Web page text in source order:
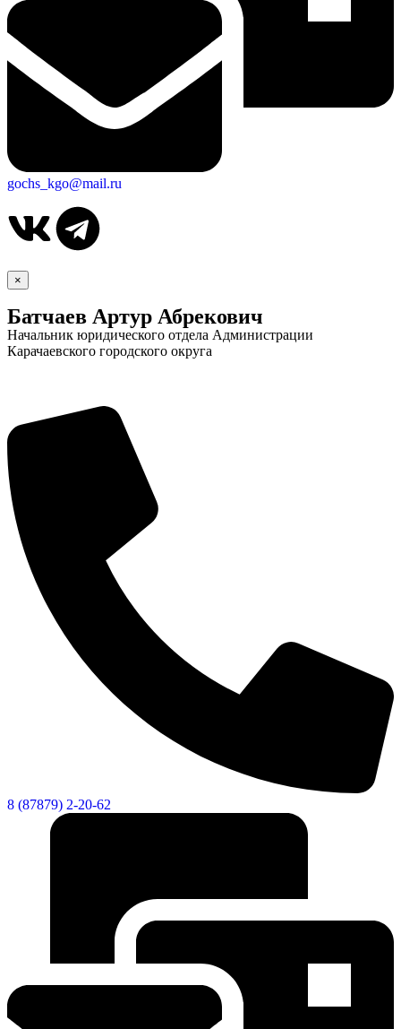
gochs_kgo@mail.ru
×
Батчаев Артур Абрекович
Начальник юридического отдела Администрации
Карачаевского городского округа
8 (87879) 2-20-62